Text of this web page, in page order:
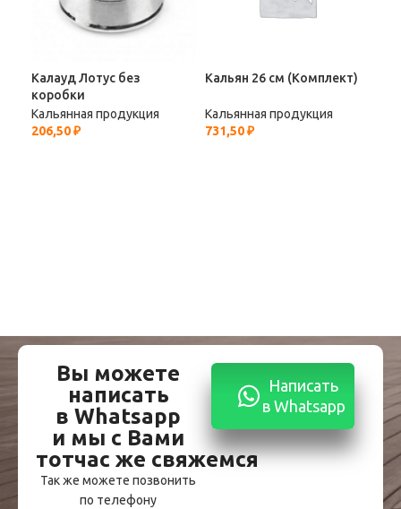
Калауд Лотус без
коробки
Кальянная продукция
206,50₽
Кальян 26 см (Комплект)
Кальянная продукция
731,50₽
Вы можете
написать
в Whatsapp
и мы с Вами
тотчас же свяжемся
Так же можете позвонить
по телефону
Написать
в Whatsapp